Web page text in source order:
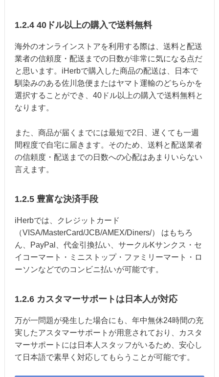
1.2.4 40ドル以上の購入で送料無料
海外のオンラインストアを利用する際は、送料と配送
業者の信頼度・配送までの日数が非常に気になる点だ
と思います。iHerbで購入した商品の配送は、日本で
馴染みのある佐川急便またはヤマト運輸のどちらかを
選択することができ、40ドル以上の購入で送料無料と
なります。
また、商品が届くまでには最短で2日、遅くても一週
間程度で自宅に届きます。そのため、送料と配送業者
の信頼度・配送までの日数への心配はあまりいらない
言えます。
1.2.5 豊富な決済手段
iHerbでは、クレジットカード
（VISA/MasterCard/JCB/AMEX/Diners/） はもちろ
ん、PayPal、代金引換払い、サークルKサンクス・セ
イコーマート・ミニストップ・ファミリーマート・ロ
ーソンなどでのコンビニ払いが可能です。
1.2.6 カスタマーサポートは日本人が対応
万が一問題が発生した場合にも、年中無休24時間の充
実したアスタマーサポートが用意されており、カスタ
マーサポートには日本人スタッフがいるため、安心し
て日本語で素早く対応してもらうことが可能です。